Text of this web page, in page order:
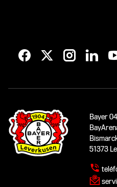
Bayer
51373